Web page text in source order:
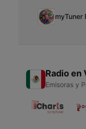
Radio en
Emisoras y